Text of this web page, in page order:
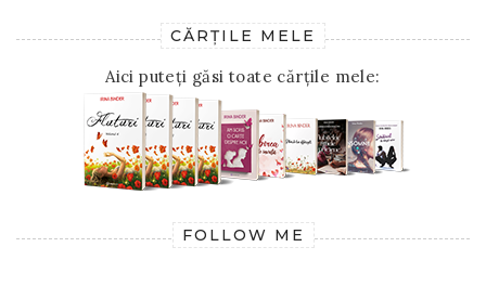
CĂRȚILE MELE
Aici puteți găsi toate cărțile mele:
FOLLOW ME